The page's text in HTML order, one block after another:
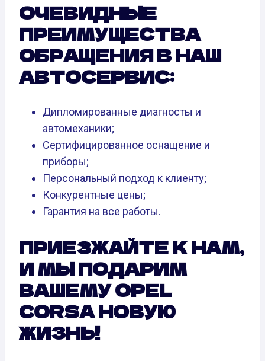
ОЧЕВИДНЫЕ
ПРЕИМУЩЕСТВА
ОБРАЩЕНИЯ В НАШ
АВТОСЕРВИС:
Дипломированные диагносты и
автомеханики;
Сертифицированное оснащение и
приборы;
Персональный подход к клиенту;
Конкурентные цены;
Гарантия на все работы.
ПРИЕЗЖАЙТЕ К НАМ,
И МЫ ПОДАРИМ
ВАШЕМУ OPEL
CORSA НОВУЮ
ЖИЗНЬ!